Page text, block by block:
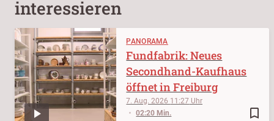
interessieren
PANORAMA
bookmark_border
7. Aug. 2026 11:27
02:20 Min.
Fundfabrik: Neues
Secondhand-Kaufhaus
öffnet in Freiburg